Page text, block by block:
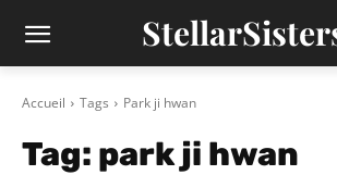
Accueil Tags Park ji hwan
Tag: park ji hwan